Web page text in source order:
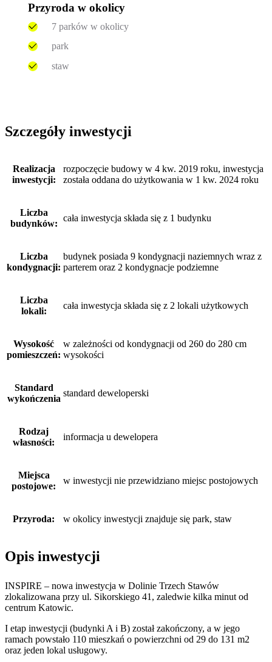
Przyroda w okolicy
7 parków w okolicy
park
staw
Szczegóły inwestycji
Realizacja
inwestycji:
rozpoczęcie budowy w 4 kw. 2019 roku, inwestycja
została oddana do użytkowania w 1 kw. 2024 roku
Liczba
budynków:
cała inwestycja składa się z 1 budynku
Liczba
kondygnacji:
budynek posiada 9 kondygnacji naziemnych wraz z
parterem oraz 2 kondygnacje podziemne
Liczba
lokali:
cała inwestycja składa się z 2 lokali użytkowych
Wysokość
pomieszczeń:
w zależności od kondygnacji od 260 do 280 cm
wysokości
Standard
wykończenia
standard deweloperski
Rodzaj
własności:
informacja u dewelopera
Miejsca
postojowe:
w inwestycji nie przewidziano miejsc postojowych
Przyroda: w okolicy inwestycji znajduje się park, staw
Opis inwestycji
INSPIRE – nowa inwestycja w Dolinie Trzech Stawów
zlokalizowana przy ul. Sikorskiego 41, zaledwie kilka minut od
centrum Katowic.
I etap inwestycji (budynki A i B) został zakończony, a w jego
ramach powstało 110 mieszkań o powierzchni od 29 do 131 m2
oraz jeden lokal usługowy.